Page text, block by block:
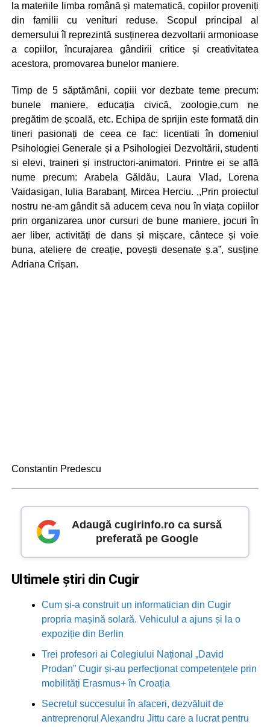
la materiile limba română și matematică, copiilor proveniți
din familii cu venituri reduse. Scopul principal al
demersului îl reprezintă susținerea dezvoltarii armonioase
a copiilor, încurajarea gândirii critice și creativitatea
acestora, promovarea bunelor maniere.
Timp de 5 săptămâni, copiii vor dezbate teme precum:
bunele maniere, educația civică, zoologie,cum ne
pregătim de școală, etc. Echipa de sprijin este formată din
tineri pasionați de ceea ce fac: licentiati în domeniul
Psihologiei Generale și a Psihologiei Dezvoltării, studenti
si elevi, traineri și instructori-animatori. Printre ei se află
nume precum: Arabela Găldău, Laura Vlad, Lorena
Vaidasigan, Iulia Barabanț, Mircea Herciu. ,,Prin proiectul
nostru ne-am gândit să aducem ceva nou în viața copiilor
prin organizarea unor cursuri de bune maniere, jocuri în
aer liber, activități de dans și mișcare, cântece și voie
buna, ateliere de creație, povești desenate ș.a”, susține
Adriana Crișan.
Constantin Predescu
Adaugă cugirinfo.ro ca sursă
preferată pe Google
Ultimele știri din Cugir
Cum și-a construit un informatician din Cugir
propria mașină solară. Vehiculul a ajuns și la o
expoziție din Berlin
Trei profesori ai Colegiului Național „David
Prodan” Cugir și-au perfecționat competențele prin
mobilități Erasmus+ în Croația
Secretul succesului în afaceri, dezvăluit de
antreprenorul Alexandru Jittu care a lucrat pentru